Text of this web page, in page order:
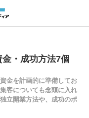
・成功方法7個
金を計画的に準備してお
客についても念頭に入れ
立開業方法や、成功のポ